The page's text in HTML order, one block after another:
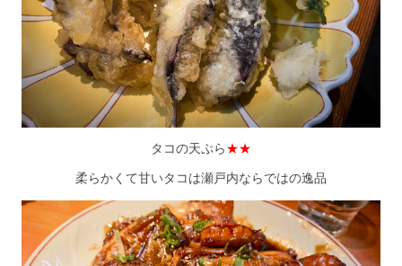
タコの天ぷら ★★
柔らかくて甘いタコは瀬戸内ならではの逸品